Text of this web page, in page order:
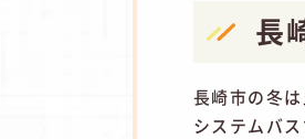
長
長崎市の冬
システムバ